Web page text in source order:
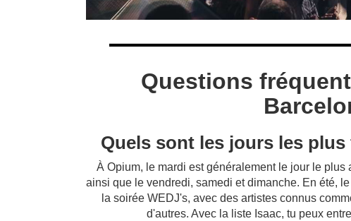
Questions
Quels sont les jours les
À Opium, le mardi est généralement le jour le
ainsi que le vendredi, samedi et dimanche. En été,
la soirée WEDJ's, avec des artistes connus
d'autres. Avec la liste Isaac, tu peux